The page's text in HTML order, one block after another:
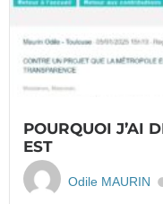
POURQUOI J’AI
EST
Odile MAURIN